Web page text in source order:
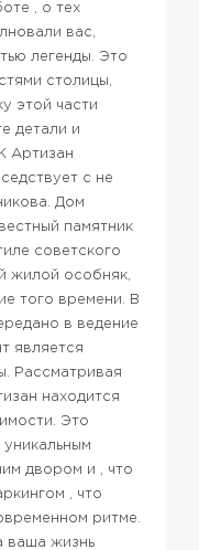
, о тех
вас,
легенды. Это
столицы,
этой части
детали и
Артизан
с не
Дом
памятник
советского
жилой особняк,
того времени. В
в ведение
является
Рассматривая
находится
Это
двором и , что
, что
ритме.
ваша жизнь